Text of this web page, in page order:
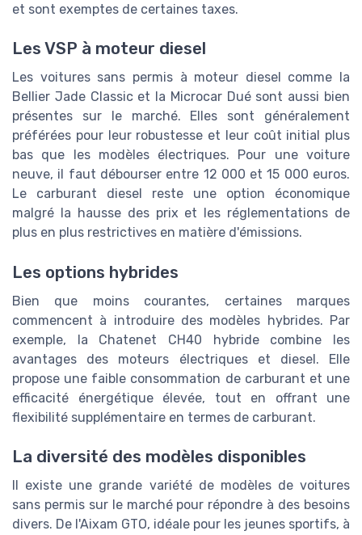
et sont exemptes de certaines taxes.
Les VSP à moteur diesel
Les voitures sans permis à moteur diesel comme la
Bellier Jade Classic et la Microcar Dué sont aussi bien
présentes sur le marché. Elles sont généralement
préférées pour leur robustesse et leur coût initial plus
bas que les modèles électriques. Pour une voiture
neuve, il faut débourser entre 12 000 et 15 000 euros.
Le carburant diesel reste une option économique
malgré la hausse des prix et les réglementations de
plus en plus restrictives en matière d'émissions.
Les options hybrides
Bien que moins courantes, certaines marques
commencent à introduire des modèles hybrides. Par
exemple, la Chatenet CH40 hybride combine les
avantages des moteurs électriques et diesel. Elle
propose une faible consommation de carburant et une
efficacité énergétique élevée, tout en offrant une
flexibilité supplémentaire en termes de carburant.
La diversité des modèles disponibles
Il existe une grande variété de modèles de voitures
sans permis sur le marché pour répondre à des besoins
divers. De l'Aixam GTO, idéale pour les jeunes sportifs, à